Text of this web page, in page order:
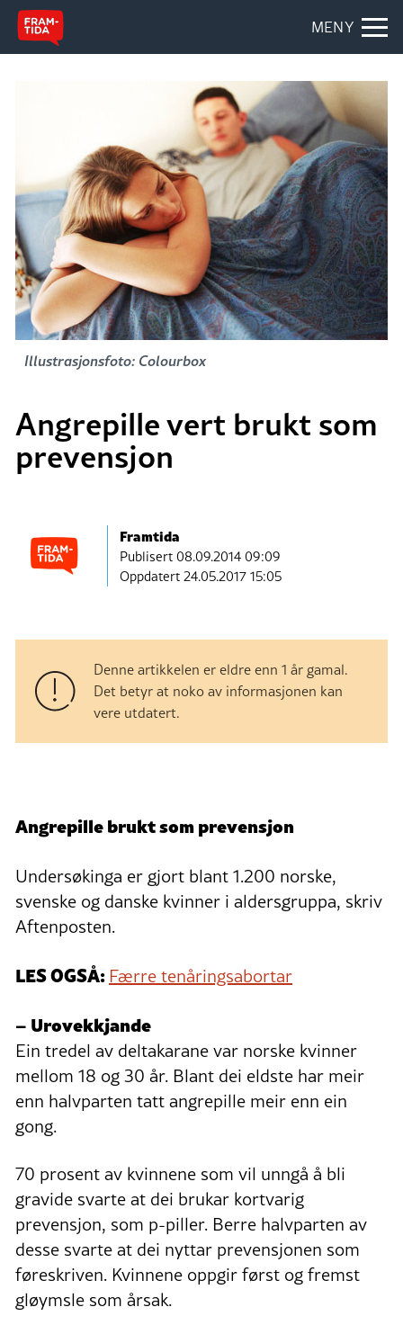
MENY
Illustrasjonsfoto: Colourbox
Angrepille vert brukt som
prevensjon
Framtida
Publisert08.09.2014 09:09
Oppdatert 24.05.2017 15:05
Denne artikkelen er eldre enn 1 år gamal.
Det betyr at noko av informasjonen kan
vere utdatert.
Angrepille brukt som prevensjon
Undersøkinga er gjort blant 1.200 norske,
svenske og danske kvinner i aldersgruppa, skriv
Aftenposten.
LES OGSÅ: Færre tenåringsabortar
– Urovekkjande
Ein tredel av deltakarane var norske kvinner
mellom 18 og 30 år. Blant dei eldste har meir
enn halvparten tatt angrepille meir enn ein
gong.
70 prosent av kvinnene som vil unngå å bli
gravide svarte at dei brukar kortvarig
prevensjon, som p-piller. Berre halvparten av
desse svarte at dei nyttar prevensjonen som
føreskriven. Kvinnene oppgir først og fremst
gløymsle som årsak.